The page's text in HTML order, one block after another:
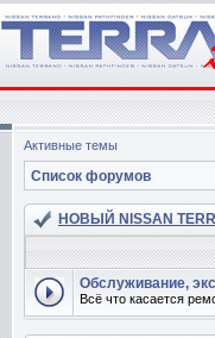
Активные темы
Список форумов
НОВЫЙ NISSAN
Обслуживание,
Всё что касается